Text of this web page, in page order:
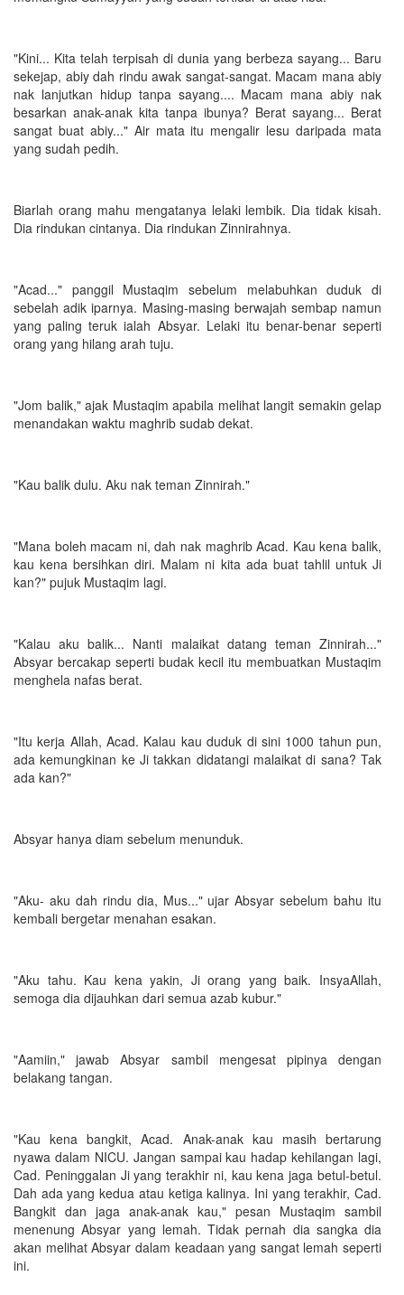
"Kini... Kita telah terpisah di dunia yang berbeza sayang... Baru
sekejap, abiy dah rindu awak sangat-sangat. Macam mana abiy
nak lanjutkan hidup tanpa sayang.... Macam mana abiy nak
besarkan anak-anak kita tanpa ibunya? Berat sayang... Berat
sangat buat abiy..." Air mata itu mengalir lesu daripada mata
yang sudah pedih.
Biarlah orang mahu mengatanya lelaki lembik. Dia tidak kisah.
Dia rindukan cintanya. Dia rindukan Zinnirahnya.
"Acad..." panggil Mustaqim sebelum melabuhkan duduk di
sebelah adik iparnya. Masing-masing berwajah sembap namun
yang paling teruk ialah Absyar. Lelaki itu benar-benar seperti
orang yang hilang arah tuju.
"Jom balik," ajak Mustaqim apabila melihat langit semakin gelap
menandakan waktu maghrib sudab dekat.
"Kau balik dulu. Aku nak teman Zinnirah."
"Mana boleh macam ni, dah nak maghrib Acad. Kau kena balik,
kau kena bersihkan diri. Malam ni kita ada buat tahlil untuk Ji
kan?" pujuk Mustaqim lagi.
"Kalau aku balik... Nanti malaikat datang teman Zinnirah..."
Absyar bercakap seperti budak kecil itu membuatkan Mustaqim
menghela nafas berat.
"Itu kerja Allah, Acad. Kalau kau duduk di sini 1000 tahun pun,
ada kemungkinan ke Ji takkan didatangi malaikat di sana? Tak
ada kan?"
Absyar hanya diam sebelum menunduk.
"Aku- aku dah rindu dia, Mus..." ujar Absyar sebelum bahu itu
kembali bergetar menahan esakan.
"Aku tahu. Kau kena yakin, Ji orang yang baik. InsyaAllah,
semoga dia dijauhkan dari semua azab kubur."
"Aamiin," jawab Absyar sambil mengesat pipinya dengan
belakang tangan.
"Kau kena bangkit, Acad. Anak-anak kau masih bertarung
nyawa dalam NICU. Jangan sampai kau hadap kehilangan lagi,
Cad. Peninggalan Ji yang terakhir ni, kau kena jaga betul-betul.
Dah ada yang kedua atau ketiga kalinya. Ini yang terakhir, Cad.
Bangkit dan jaga anak-anak kau," pesan Mustaqim sambil
menenung Absyar yang lemah. Tidak pernah dia sangka dia
akan melihat Absyar dalam keadaan yang sangat lemah seperti
ini.